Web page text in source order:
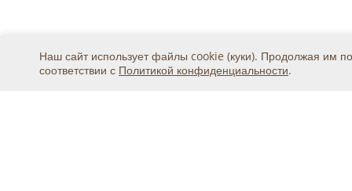
Наш сайт использует файлы cookie (куки). Продолжая им
соответствии с Политикой конфиденциальности.